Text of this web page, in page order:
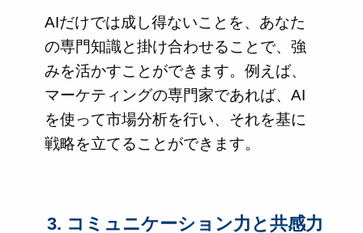
AIだけでは成し得ないことを、あなた
の専門知識と掛け合わせることで、強
みを活かすことができます。例えば、
マーケティングの専門家であれば、AI
を使って市場分析を行い、それを基に
戦略を立てることができます。
3. コミュニケーション力と共感力